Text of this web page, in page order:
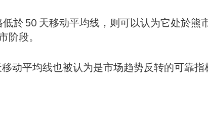
於 50 天移动平均线，则可以认为它处於熊
阶段。
动平均线也被认为是市场趋势反转的可靠指